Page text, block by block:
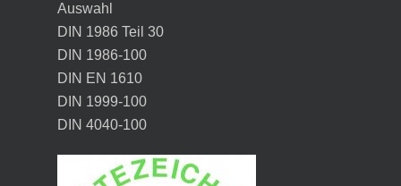
Auswahl
DIN 1986 Teil 30
DIN 1986-100
DIN EN 1610
DIN 1999-100
DIN 4040-100